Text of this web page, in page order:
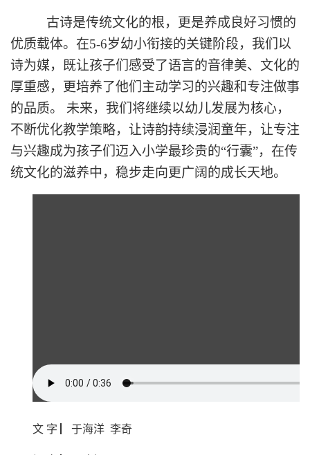
古诗是传统文化的根，更是养成良好习惯的
优质载体。在5-6岁幼小衔接的关键阶段，我们以
诗为媒，既让孩子们感受了语言的音律美、文化的
厚重感，更培养了他们主动学习的兴趣和专注做事
的品质。 未来，我们将继续以幼儿发展为核心，
不断优化教学策略，让诗韵持续浸润童年，让专注
与兴趣成为孩子们迈入小学最珍贵的“行囊”，在传
统文化的滋养中，稳步走向更广阔的成长天地。
文 字 ▏于海洋 李奇